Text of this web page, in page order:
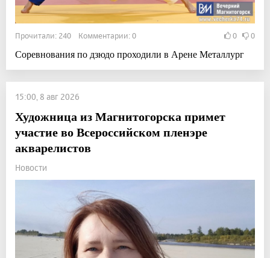
Прочитали: 240 Комментарии: 0 0 0
Соревнования по дзюдо проходили в Арене Металлург
15:00, 8 авг 2026
Художница из Магнитогорска примет
участие во Всероссийском пленэре
акварелистов
Новости